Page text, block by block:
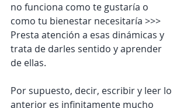
no funciona como te gustaría o
como tu bienestar necesitaría >>>
Presta atención a esas dinámicas y
trata de darles sentido y aprender
de ellas.
Por supuesto, decir, escribir y leer lo
anterior es infinitamente mucho